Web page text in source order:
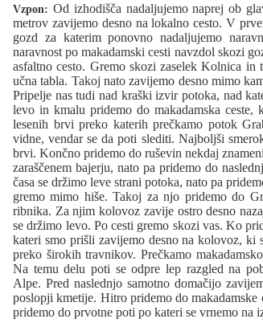
Vzpon: Od izhodišča nadaljujemo naprej ob
metrov zavijemo desno na lokalno cesto. V
gozd za katerim ponovno nadaljujemo
naravnost po makadamski cesti navzdol skozi
asfaltno cesto. Gremo skozi zaselek Kolnica
učna tabla. Takoj nato zavijemo desno mimo
Pripelje nas tudi nad kraški izvir potoka, nad
levo in kmalu pridemo do makadamska
lesenih brvi preko katerih prečkamo potok
vidne, vendar se da poti slediti. Najboljši
brvi. Končno pridemo do ruševin nekdaj
zaraščenem bajerju, nato pa pridemo do
časa se držimo leve strani potoka, nato pa
gremo mimo hiše. Takoj za njo pridemo do
ribnika. Za njim kolovoz zavije ostro desno
se držimo levo. Po cesti gremo skozi vas. Ko
kateri smo prišli zavijemo desno na kolovoz,
preko širokih travnikov. Prečkamo
Na temu delu poti se odpre lep razgled na
Alpe. Pred naslednjo samotno domačijo
poslopji kmetije. Hitro pridemo do
pridemo do prvotne poti po kateri se vrnemo na